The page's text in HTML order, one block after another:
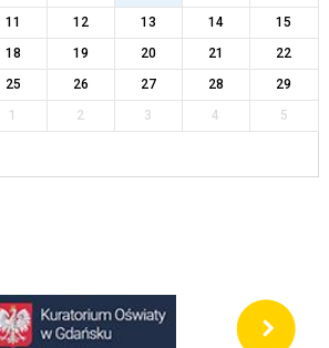
11 12 13 14
15
18 19 20 21
22
25 26 27 28
29
1 2 3 4 5